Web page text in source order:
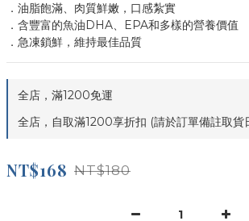
．油脂飽滿、肉質鮮嫩，口感紮實
．含豐富的魚油DHA、EPA和多樣的營養價值
．急凍鎖鮮，維持最佳品質
全店，滿1200免運
全店，自取滿1200享折扣 (請於訂單備註取貨
NT$168 NT$180